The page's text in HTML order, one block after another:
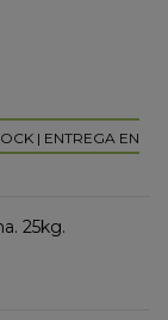
| ENTREGA EN
25kg.